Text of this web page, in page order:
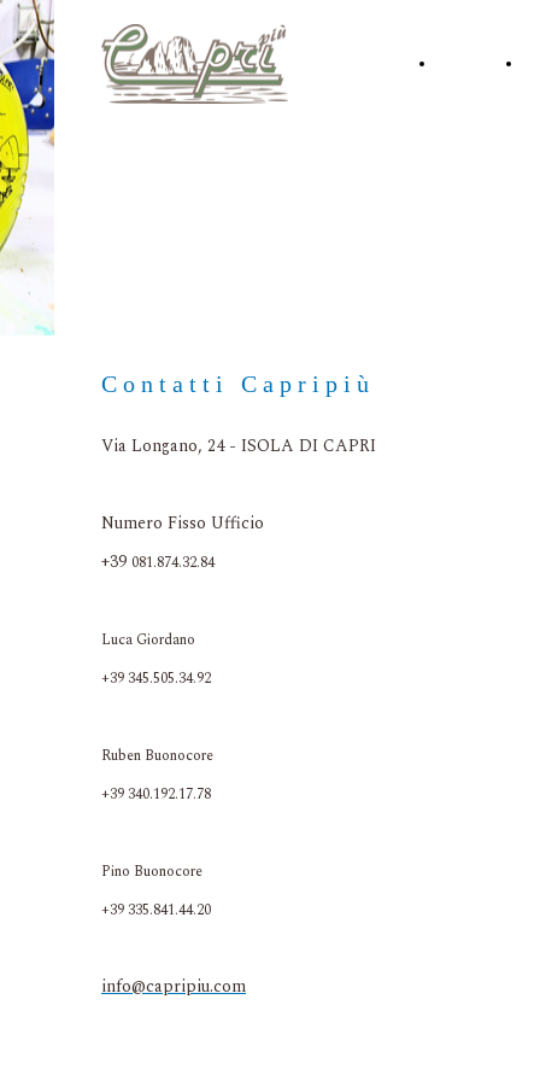
Contatti Capripiù
Via Longano, 24 - ISOLA DI CAPRI
Numero Fisso Ufficio
+39 081.874.32.84
Luca Giordano
+39 345.505.34.92
Ruben Buonocore
+39 340.192.17.78
Pino Buonocore
+39 335.841.44.20
info@capripiu.com